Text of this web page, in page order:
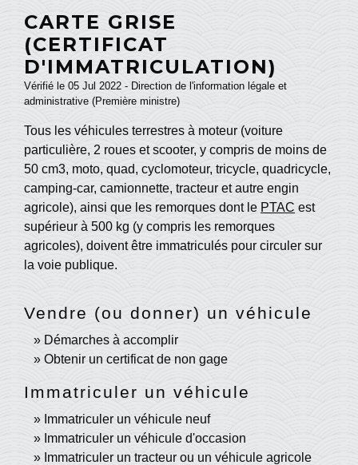
CARTE GRISE
(CERTIFICAT
D'IMMATRICULATION)
Vérifié le 05 Jul 2022 - Direction de l'information légale et
administrative (Première ministre)
Tous les véhicules terrestres à moteur (voiture
particulière, 2 roues et scooter, y compris de moins de
50 cm3, moto, quad, cyclomoteur, tricycle, quadricycle,
camping-car, camionnette, tracteur et autre engin
agricole), ainsi que les remorques dont le PTAC est
supérieur à 500 kg (y compris les remorques
agricoles), doivent être immatriculés pour circuler sur
la voie publique.
Vendre (ou donner) un véhicule
Démarches à accomplir
Obtenir un certificat de non gage
Immatriculer un véhicule
Immatriculer un véhicule neuf
Immatriculer un véhicule d'occasion
Immatriculer un tracteur ou un véhicule agricole